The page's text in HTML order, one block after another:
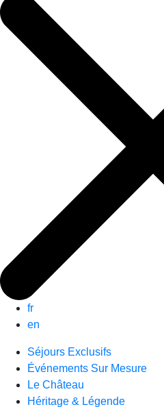
fr
en
Séjours Exclusifs
Événements Sur Mesure
Le Château
Héritage & Légende